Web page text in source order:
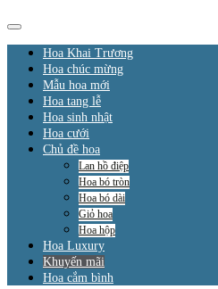
Hoa Khai Trương
Hoa chúc mừng
Mẫu hoa mới
Hoa tang lễ
Hoa sinh nhật
Hoa cưới
Chủ đề hoa
Lan hồ điệp
Hoa bó tròn
Hoa bó dài
Giỏ hoa
Hoa hộp
Hoa Luxury
Khuyến mãi
Hoa cắm bình